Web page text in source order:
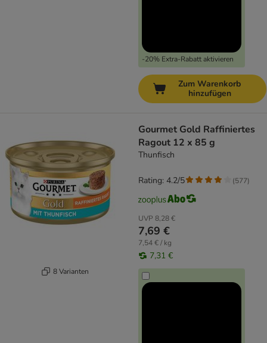
-20% Extra-Rabatt aktivieren
Zum Warenkorb
hinzufügen
8 Varianten
Gourmet Gold Raffiniertes
Ragout 12 x 85 g
Thunfisch
UVP 8,28 €
7,69 €
7,54 € / kg
7,31 €
Rating: 4.2/5 (577)